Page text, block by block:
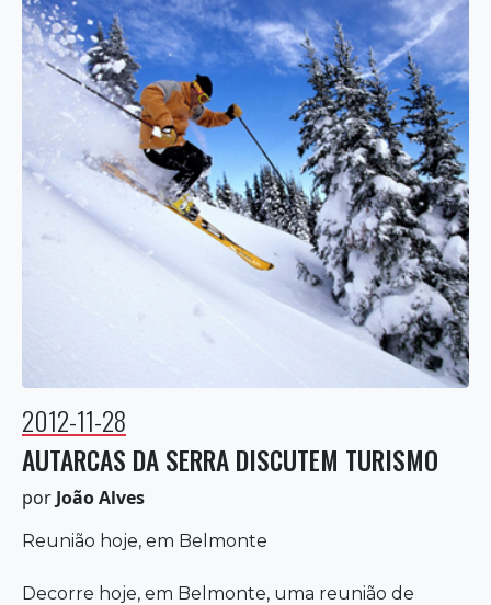
2012-11-28
AUTARCAS DA SERRA DISCUTEM TURISMO
por João Alves
Reunião hoje, em Belmonte
Decorre hoje, em Belmonte, uma reunião de